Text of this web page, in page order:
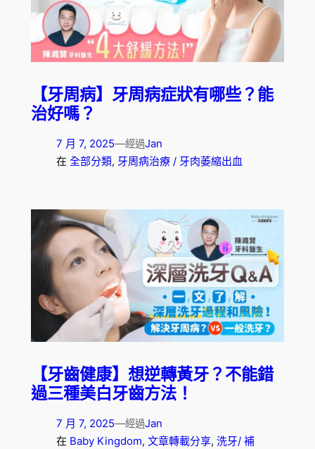
【牙周病】牙周病症狀有哪些？能
治好嗎？
7 月 7, 2025—經過Jan
在 全部分類, 牙周病治療 / 牙肉萎縮出血
【牙齒健康】想逆轉黃牙？不能錯
過三種美白牙齒方法！
7 月 7, 2025—經過Jan
在 Baby Kingdom, 文章轉載分享, 洗牙/ 補